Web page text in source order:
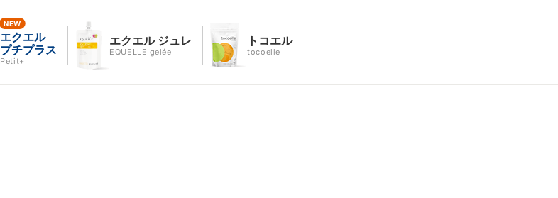
エクエル
プチプラス
Petit+
エクエル ジュレ
EQUELLE gelée
トコエル
tocoelle